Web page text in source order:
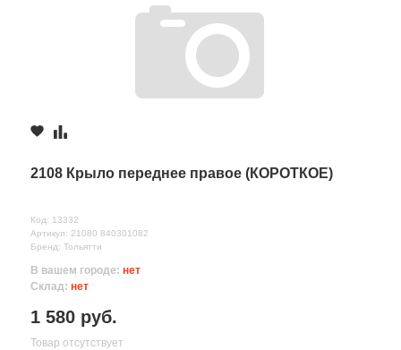
2108 Крыло переднее правое (КОРОТКОЕ)
Код: 13332
Артикул: 21080 840301082
Бренд: Тольятти
В вашем городе: нет
Склад: нет
1 580 руб.
Товар отсутствует